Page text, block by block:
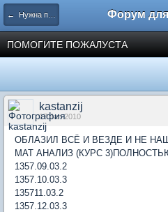
← Нужна помощь
ПОМОГИТЕ ПОЖАЛУСТА
kastanzij
17 Jan 2010
ОБЛАЗИЛ ВСЁ И ВЕЗДЕ И НЕ
МАТ АНАЛИЗ (КУРС
1357.09.03.2
1357.10.03.3
135711.03.2
1357.12.03.3